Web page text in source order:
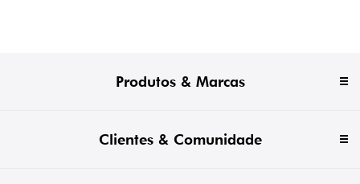
Produtos & Marcas
Clientes & Comunidade